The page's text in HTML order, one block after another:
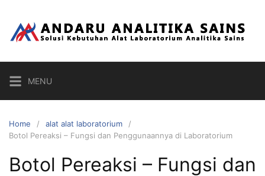
content
MENU
Home
alat alat laboratorium
Botol Pereaksi – Fungsi dan Penggunaannya di Laboratorium
Botol Pereaksi – Fungsi dan